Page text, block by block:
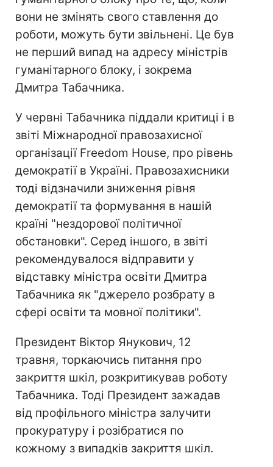
вони не змінять свого ставлення до
роботи, можуть бути звільнені. Це був
не перший випад на адресу міністрів
гуманітарного блоку, і зокрема
Дмитра Табачника.
У червні Табачника піддали критиці і в
звіті Міжнародної правозахисної
організації Freedom House, про рівень
демократії в Україні. Правозахисники
тоді відзначили зниження рівня
демократії та формування в нашій
країні "нездорової політичної
обстановки". Серед іншого, в звіті
рекомендувалося відправити у
відставку міністра освіти Дмитра
Табачника як "джерело розбрату в
сфері освіти та мовної політики".
Президент Віктор Янукович, 12
травня, торкаючись питання про
закриття шкіл, розкритикував роботу
Табачника. Тоді Президент зажадав
від профільного міністра залучити
прокуратуру і розібратися по
кожному з випадків закриття шкіл.